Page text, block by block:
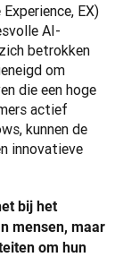
EX)
AI-
betrokken
om
die een hoge
actief
kunnen de
innovatieve
bij het
mensen, maar
om hun